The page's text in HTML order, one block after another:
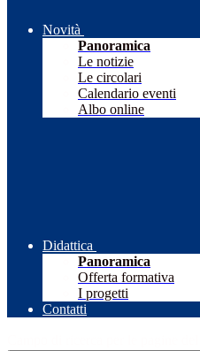
Novità
Panoramica
Le notizie
Le circolari
Calendario eventi
Albo online
Didattica
Panoramica
Offerta formativa
I progetti
Contatti